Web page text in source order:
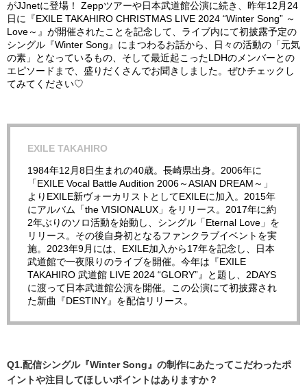
がJJnetに登場！ Zeppツアーや日本武道館公演に続き、昨年12月24
日に『EXILE TAKAHIRO CHRISTMAS LIVE 2024 “Winter Song” ～
Love～』が開催されたことを記念して、ライブ内にて初披露予定の
シングル『Winter Song』にまつわるお話から、日々の活動の「元気
の素」となっているもの、そして最近起こったLDHのメンバーとの
エピソードまで、盛りだくさんでお聞きしました。ぜひチェックし
てみてください♡
EXILE TAKAHIRO
1984年12月8日生まれの40歳。長崎県出身。2006年に
「EXILE Vocal Battle Audition 2006～ASIAN DREAM～」
よりEXILE新ヴォーカリストとしてEXILEに加入。2015年
にアルバム「the VISIONALUX」をリリース。2017年に約
2年ぶりのソロ活動を始動し、シングル「Eternal Love」を
リリース。その後自身初となるファンクラブイベントを実
施。2023年9月には、EXILE加入から17年を記念し、日本
武道館で一夜限りのライブを開催。今年は『EXILE
TAKAHIRO 武道館 LIVE 2024 “GLORY”』と題し、2DAYS
に渡って日本武道館公演を開催。この公演にて初披露され
た新曲『DESTINY』を配信リリース。
Q1.配信シングル『Winter Song』の制作にあたってこだわったポ
イントや注目してほしいポイントはありますか？